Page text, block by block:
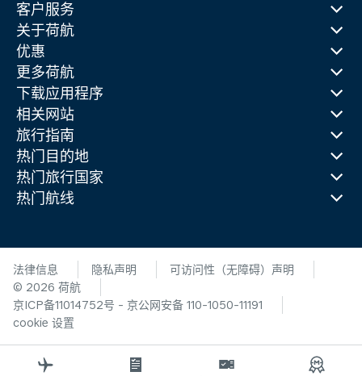
客户服务
关于荷航
优惠
更多荷航
下载应用程序
相关网站
旅行指南
热门目的地
热门旅行国家
热门航线
法律信息 隐私声明
可访问性（无障碍）声明
© 2026 荷航
京ICP备11014752号 - 京公网安备 110-1050-11191
cookie 设置